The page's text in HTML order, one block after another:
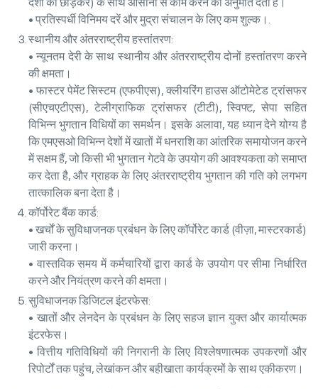
• प्रतिस्पर्धी विनिमय दरें और मुद्रा संचालन के लिए कम शुल्क।.
स्थानीय और अंतरराष्ट्रीय हस्तांतरण:
• न्यूनतम देरी के साथ स्थानीय और अंतरराष्ट्रीय दोनों हस्तांतरण करने
की क्षमता।
• फास्टर पेमेंट सिस्टम (एफपीएस), क्लीयरिंग हाउस ऑटोमेटेड ट्रांसफर
(सीएचएटीएस), टेलीग्राफिक ट्रांसफर (टीटी), स्विफ्ट, सेपा सहित
विभिन्न भुगतान विधियों का समर्थन। इसके अलावा, यह ध्यान देने योग्य है
कि एमएसओ विभिन्न देशों में खातों में धनराशि का आंतरिक समायोजन करने
में सक्षम हैं, जो किसी भी भुगतान गेटवे के उपयोग की आवश्यकता को समाप्त
कर देता है, और ग्राहक के लिए अंतरराष्ट्रीय भुगतान की गति को लगभग
तात्कालिक बना देता है।
कॉर्पोरेट बैंक कार्ड:
• खर्चों के सुविधाजनक प्रबंधन के लिए कॉर्पोरेट कार्ड (वीज़ा, मास्टरकार्ड)
जारी करना।
• वास्तविक समय में कर्मचारियों द्वारा कार्ड के उपयोग पर सीमा निर्धारित
करने और नियंत्रण करने की क्षमता।
सुविधाजनक डिजिटल इंटरफेस:
• खातों और लेनदेन के प्रबंधन के लिए सहज ज्ञान युक्त और कार्यात्मक
इंटरफेस।
• वित्तीय गतिविधियों की निगरानी के लिए विश्लेषणात्मक उपकरणों और
रिपोर्टों तक पहुंच, लेखांकन और बहीखाता कार्यक्रमों के साथ एकीकरण।